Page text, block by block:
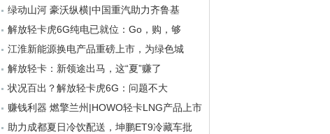
绿动山河 豪沃纵横|中国重汽助力齐鲁基
解放轻卡虎6G纯电已就位：Go，购，够
江淮新能源换电产品重磅上市，为绿色城
解放轻卡：新领途出马，这“夏”赚了
状况百出？解放轻卡虎6G：问题不大
赚钱利器 燃擎兰州|HOWO轻卡LNG产品上市
助力成都夏日冷饮配送，坤鹏ET9冷藏车批